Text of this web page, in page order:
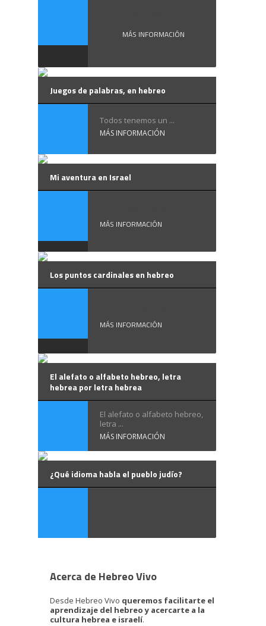
MÁS INFORMACIÓN
Juegos de palabras, en hebreo
Todos tenemos un ...
MÁS INFORMACIÓN
Mi aventura en Israel
MÁS INFORMACIÓN
Los puntos cardinales en hebreo
MÁS INFORMACIÓN
El alefato o alfabeto hebreo, letra
hebrea por letra hebrea
El alefato o alfabeto hebreo,
letra ...
MÁS INFORMACIÓN
¿Qué idioma habla el pueblo judío?
Acerca de Hebreo Vivo
Desde Hebreo Vivo queremos facilitarte el
aprendizaje del hebreo y acercarte a la
cultura hebrea e israelí.